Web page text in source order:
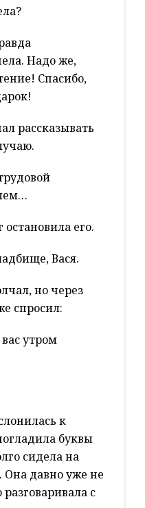
Надо же,
Спасибо,
рассказывать
его.
Вася.
но через
спросил:
утром
к
буквы
сидела на
Она давно уже не
с